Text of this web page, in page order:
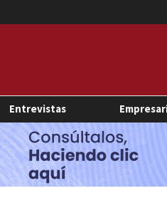
Entrevistas